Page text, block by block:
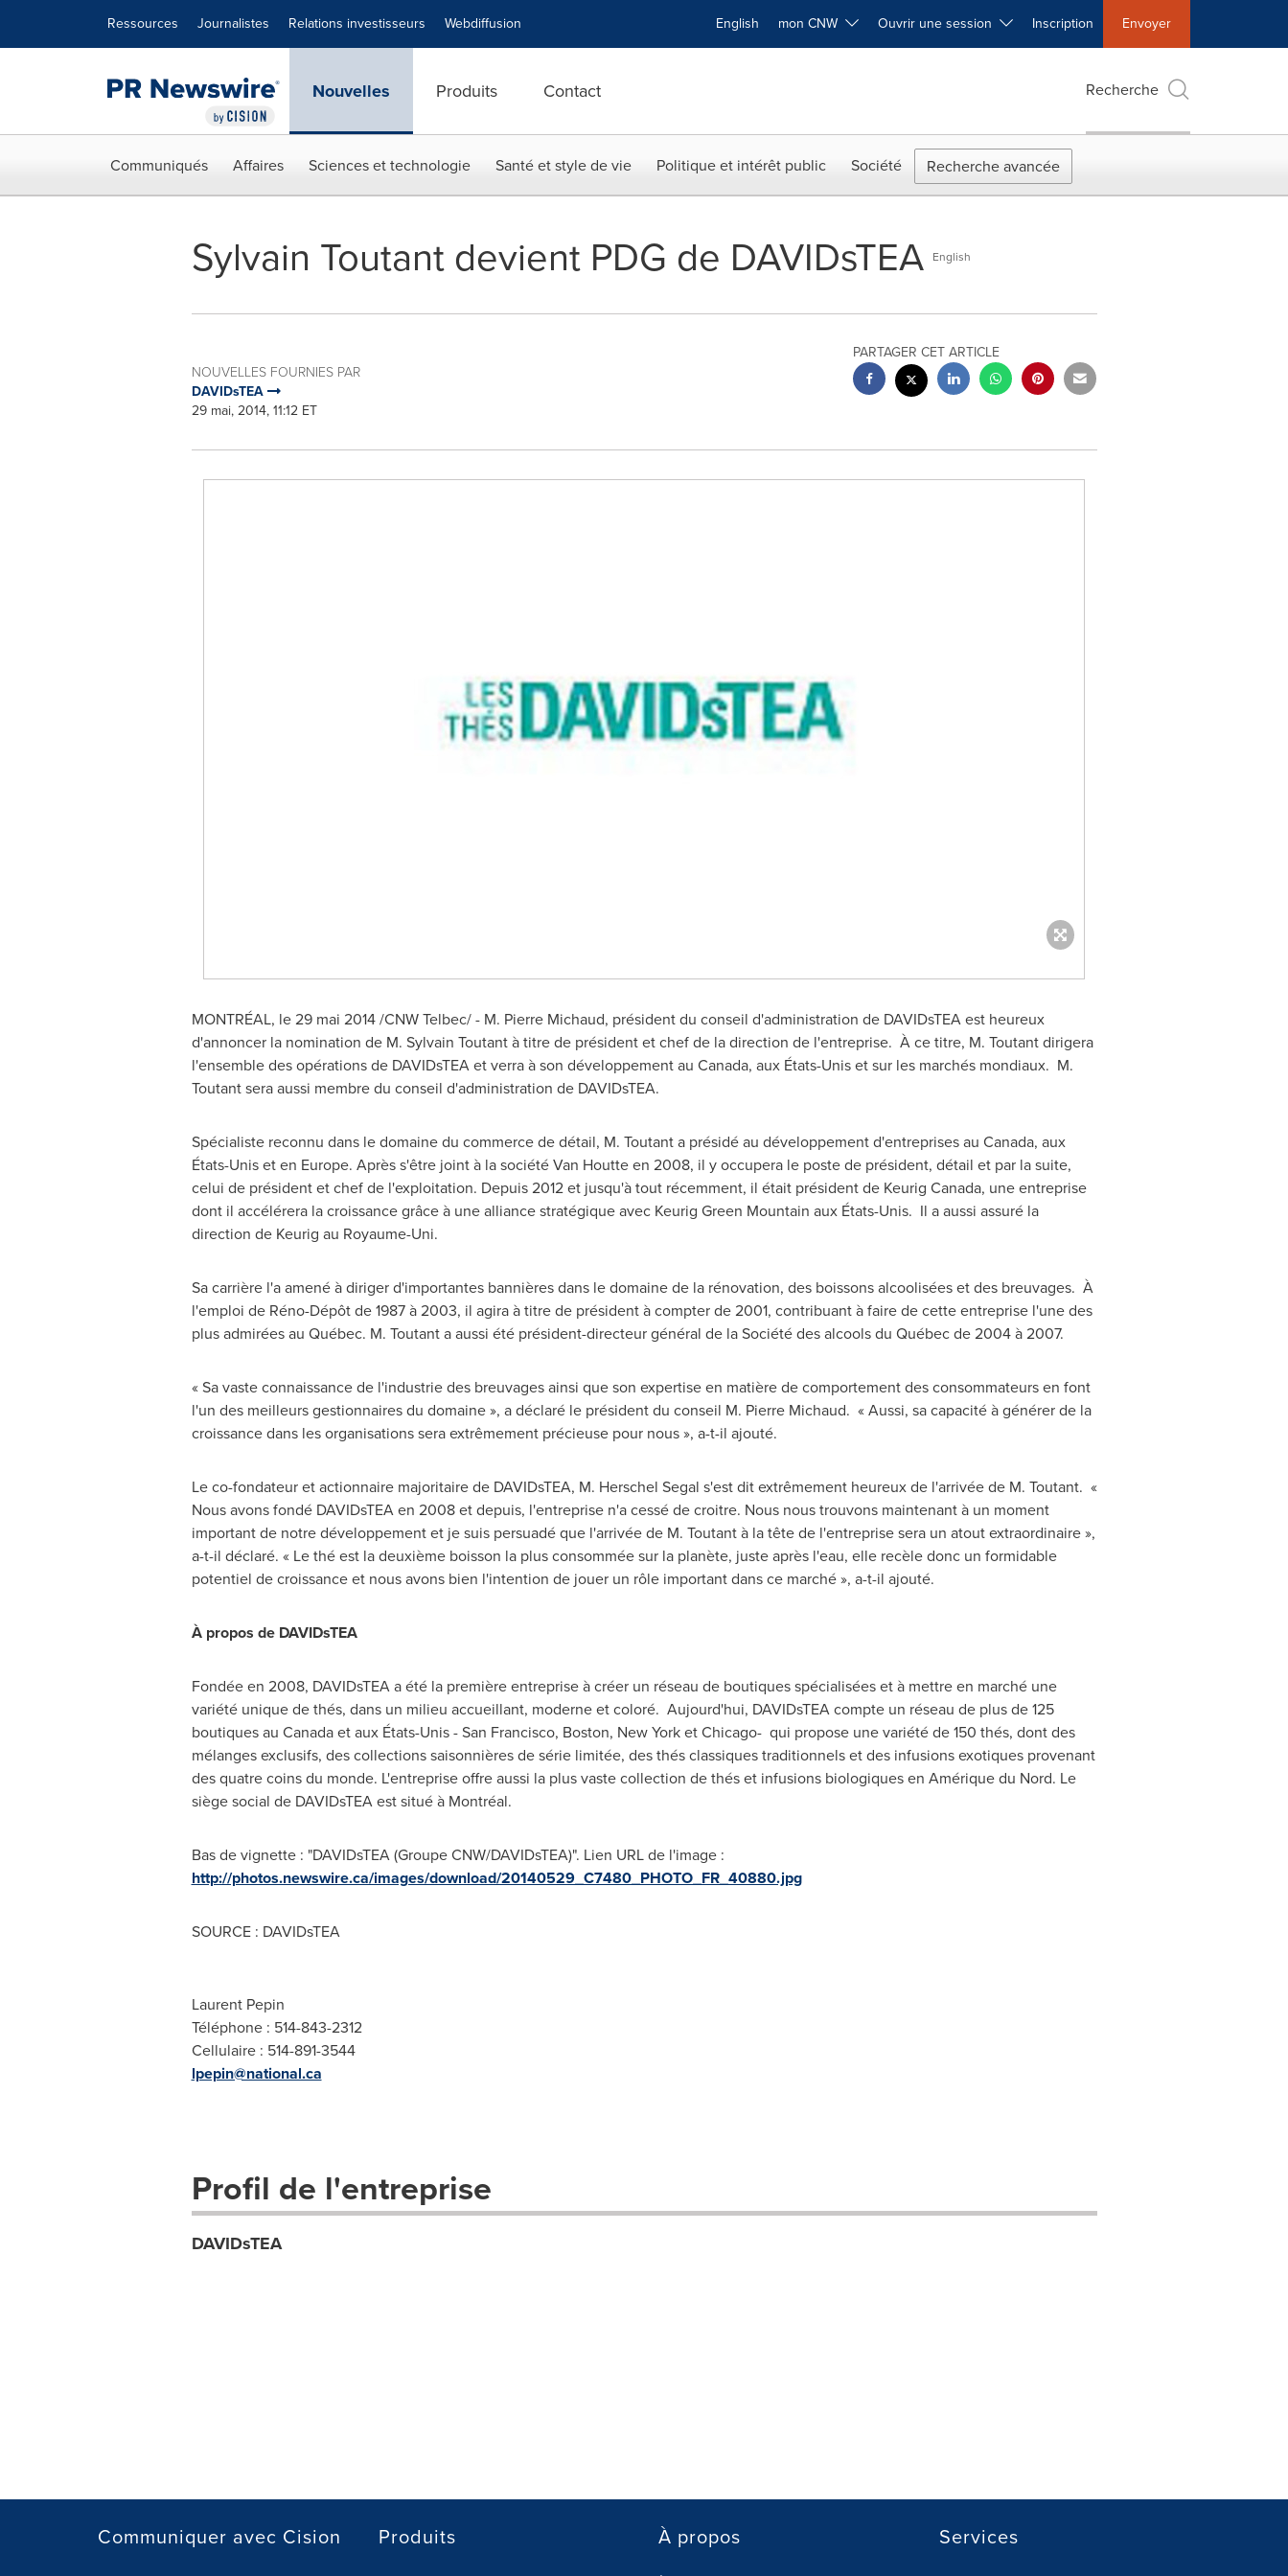
Ressources Journalistes Relations investisseurs Webdiffusion English mon CNW Ouvrir une session Inscription Envoyer
Nouvelles Produits Contact Recherche
Communiqués Affaires Sciences et technologie Santé et style de vie Politique et intérêt public Société Recherche avancée
Sylvain Toutant devient PDG de DAVIDsTEA English
NOUVELLES FOURNIES PAR
DAVIDsTEA
29 mai, 2014, 11:12 ET
PARTAGER CET ARTICLE
MONTRÉAL, le 29 mai 2014 /CNW Telbec/ - M. Pierre Michaud, président du conseil d'administration de DAVIDsTEA est heureux
d'annoncer la nomination de M. Sylvain Toutantà titre de président et chef de la direction de l'entreprise. À ce titre, M. Toutant dirigera
l'ensemble des opérations de DAVIDsTEA et verra à son développement au Canada, aux États-Unis et sur les marchés mondiaux. M.
Toutant sera aussi membre du conseil d'administration de DAVIDsTEA.
Spécialiste reconnu dans le domaine du commerce de détail, M. Toutant a présidé au développement d'entreprises au Canada, aux
États-Unis et en Europe. Après s'être joint à la sociétéVan Houtteen 2008, il y occupera le poste de président, détail et par la suite,
celui de président et chef de l'exploitation. Depuis2012 etjusqu'à tout récemment, il était président de Keurig Canada, une entreprise
dont il accélérera la croissance grâce à une alliance stratégique avec Keurig Green Mountain aux États-Unis. Il a aussi assuré la
direction de Keurig au Royaume-Uni.
Sa carrière l'a amené à diriger d'importantes bannières dans le domaine de la rénovation, des boissons alcoolisées et des breuvages. À
l'emploi de Réno-Dépôt de 1987 à 2003, il agira à titre de président à compter de 2001, contribuant à faire de cette entreprise l'une des
plus admirées au Québec. M. Toutant a aussi été président-directeur général de la Société des alcools du Québec de 2004 à 2007.
« Sa vaste connaissance de l'industrie des breuvages ainsi que son expertise en matière de comportement des consommateurs en font
l'un des meilleurs gestionnaires du domaine », a déclaré le président du conseil M. Pierre Michaud. « Aussi, sa capacité à générer de la
croissance dans les organisations sera extrêmement précieuse pour nous », a-t-il ajouté.
Le co-fondateur et actionnaire majoritaire de DAVIDsTEA, M. Herschel Segal s'est dit extrêmement heureux de l'arrivée de M. Toutant. «
Nous avons fondé DAVIDsTEA en 2008 etdepuis, l'entreprise n'a cessé de croitre. Nous nous trouvons maintenant à un moment
important de notre développement et je suis persuadé que l'arrivée de M. Toutant à la tête de l'entreprise sera un atout extraordinaire »,
a-t-il déclaré. « Le thé est la deuxième boisson la plus consommée sur la planète, juste après l'eau, elle recèle donc un formidable
potentiel de croissance et nous avons bien l'intention de jouer un rôle important dans ce marché », a-t-il ajouté.
À propos de DAVIDsTEA
Fondée en 2008, DAVIDsTEA a été la première entreprise à créer un réseau de boutiques spécialisées et à mettre en marché une
variété unique de thés, dans un milieu accueillant, moderne et coloré. Aujourd'hui, DAVIDsTEA compte un réseau de plus de 125
boutiques au Canadaet aux États-Unis -San Francisco, Boston, New YorketChicago- qui propose une variété de 150 thés, dont des
mélanges exclusifs, des collections saisonnières de série limitée, des thés classiques traditionnels et des infusions exotiques provenant
des quatre coins du monde. L'entreprise offre aussi la plus vaste collection de thés et infusions biologiques en Amérique du Nord. Le
siège social de DAVIDsTEA est situé à Montréal.
Bas de vignette : "DAVIDsTEA (Groupe CNW/DAVIDsTEA)". Lien URL de l'image :
http://photos.newswire.ca/images/download/20140529_C7480_PHOTO_FR_40880.jpg
SOURCE : DAVIDsTEA
Laurent Pepin
Téléphone : 514-843-2312
Cellulaire : 514-891-3544
lpepin@national.ca
Profil de l'entreprise
DAVIDsTEA
Communiquer avec Cision Produits À propos Services